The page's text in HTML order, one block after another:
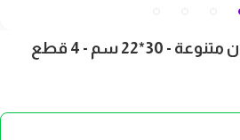
سم - 4 قطع